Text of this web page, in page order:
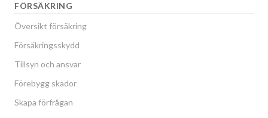
FÖRSÄKRING
Översikt försäkring
Försäkringsskydd
Tillsyn och ansvar
Förebygg skador
Skapa förfrågan